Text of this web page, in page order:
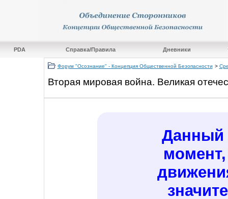
PDA Справка/Правила Дневники
Форум "Осознание" - Концепция Общественной Безопасности >
Вторая мировая война. Великая
Данный